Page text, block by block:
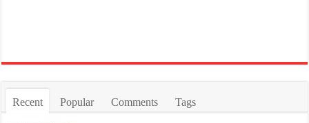
Recent Popular Comments Tags